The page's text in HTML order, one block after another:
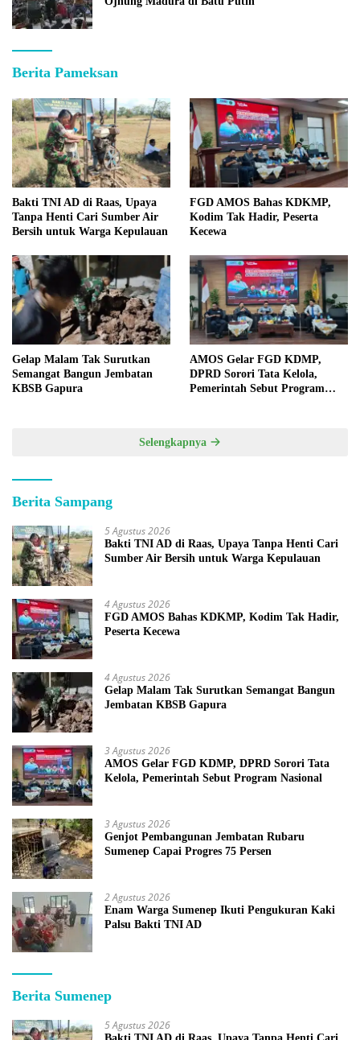
Berita Pameksan
Bakti TNI AD di Raas, Upaya
Tanpa Henti Cari Sumber Air
Bersih untuk Warga Kepulauan
FGD AMOS Bahas KDKMP,
Kodim Tak Hadir, Peserta
Kecewa
Gelap Malam Tak Surutkan
Semangat Bangun Jembatan
KBSB Gapura
AMOS Gelar FGD KDMP,
DPRD Sorori Tata Kelola,
Pemerintah Sebut Program
Selengkapnya
Berita Sampang
5 Agustus 2026
Bakti TNI AD di Raas, Upaya Tanpa Henti Cari
Sumber Air Bersih untuk Warga Kepulauan
4 Agustus 2026
FGD AMOS Bahas KDKMP, Kodim Tak Hadir,
Peserta Kecewa
4 Agustus 2026
Gelap Malam Tak Surutkan Semangat Bangun
Jembatan KBSB Gapura
3 Agustus 2026
AMOS Gelar FGD KDMP, DPRD Sorori Tata
Kelola, Pemerintah Sebut Program Nasional
3 Agustus 2026
Genjot Pembangunan Jembatan Rubaru
Sumenep Capai Progres 75 Persen
2 Agustus 2026
Enam Warga Sumenep Ikuti Pengukuran Kaki
Palsu Bakti TNI AD
Berita Sumenep
5 Agustus 2026